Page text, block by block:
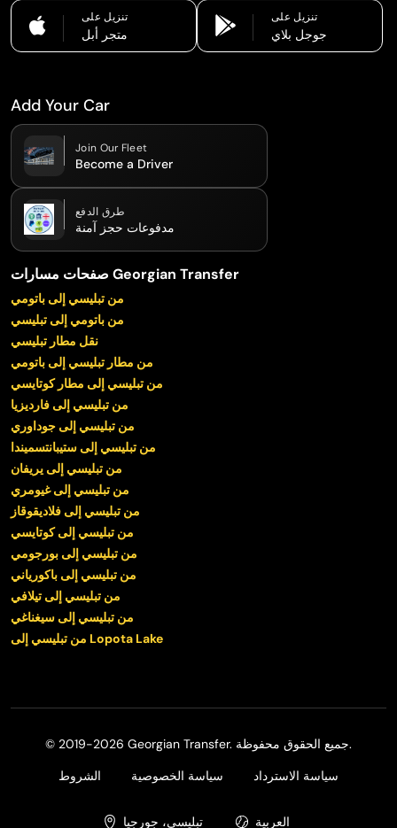
تنزيل على
متجر أبل
تنزيل على
جوجل بلاي
Add Your Car
Join Our Fleet
Become a Driver
طرق الدفع
مدفوعات حجز آمنة
صفحات مسارات Georgian Transfer
من تبليسي إلى باتومي
من باتومي إلى تبليسي
نقل مطار تبليسي
من مطار تبليسي إلى باتومي
من تبليسي إلى مطار كوتايسي
من تبليسي إلى فارديزيا
من تبليسي إلى جوداوري
من تبليسي إلى ستيبانتسميندا
من تبليسي إلى يريفان
من تبليسي إلى غيومري
من تبليسي إلى فلاديقوقاز
من تبليسي إلى كوتايسي
من تبليسي إلى بورجومي
من تبليسي إلى باكورياني
من تبليسي إلى تيلافي
من تبليسي إلى سيغناغي
من تبليسي إلى Lopota Lake
© 2019-2026 Georgian Transfer. جميع الحقوق محفوظة.
الشروط
سياسة الخصوصية سياسة الاسترداد
تبليسي، جورجيا العربية